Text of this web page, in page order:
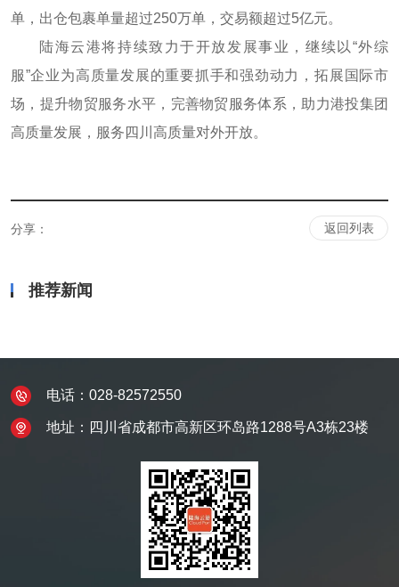
单，出仓包裹单量超过250万单，交易额超过5亿元。
陆海云港将持续致力于开放发展事业，继续以“外综
服”企业为高质量发展的重要抓手和强劲动力，拓展国际市
场，提升物贸服务水平，完善物贸服务体系，助力港投集团
高质量发展，服务四川高质量对外开放。
分享： 返回列表
推荐新闻
电话：028-82572550
地址：四川省成都市高新区环岛路1288号A3栋23楼